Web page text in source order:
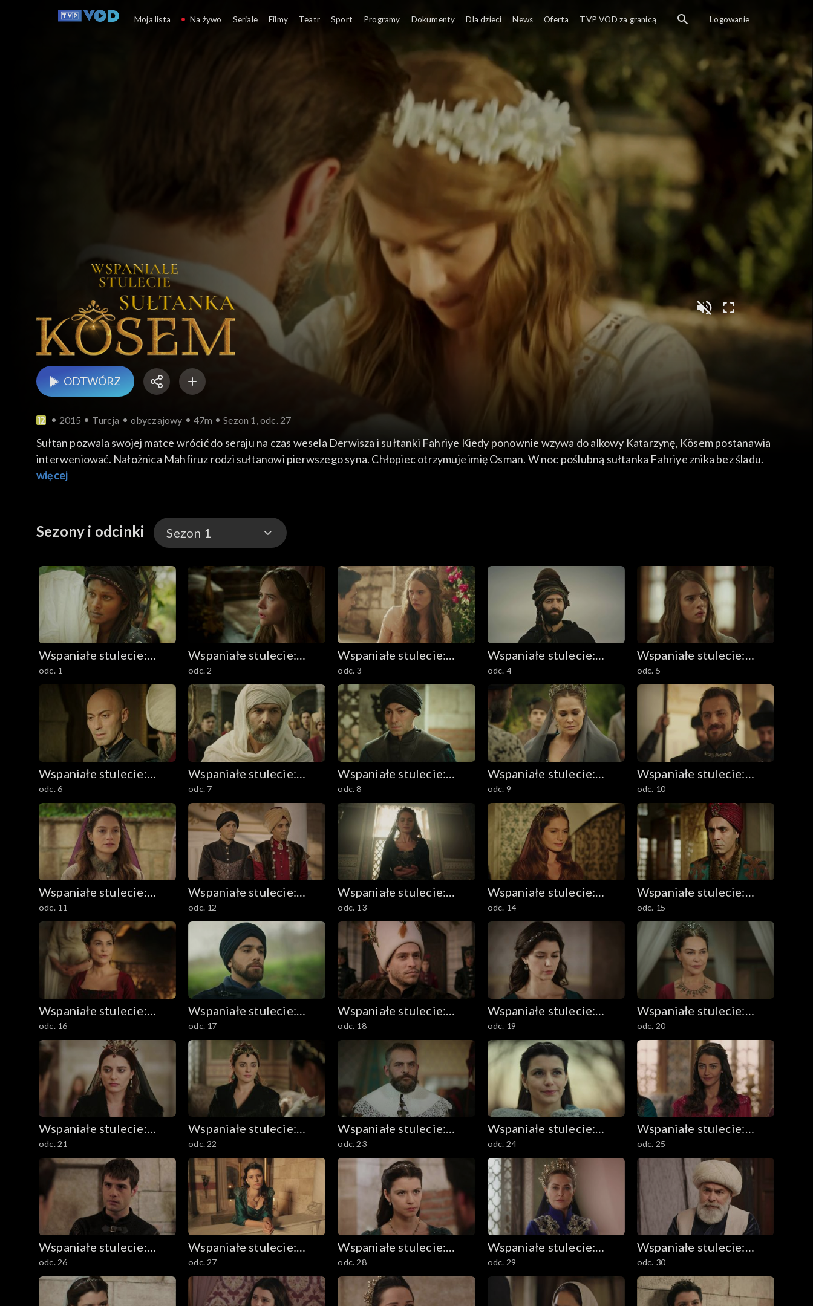
ODTWÓRZ
2015 Turcja obyczajowy 47m Sezon 1, odc. 27
Sułtan pozwala swojej matce wrócić do seraju na czas wesela Derwisza i sułtanki Fahriye Kiedy ponownie wzywa do alkowy Katarzynę, Kösem postanawia
interweniować. Nałożnica Mahfiruz rodzi sułtanowi pierwszego syna. Chłopiec otrzymuje imię Osman. W noc poślubną sułtanka Fahriye znika bez śladu.
więcej
Sezony i odcinki Sezon 1
Sezon 1
Sezon 2
Wspaniałe stulecie:
Sułtanka Kösem
odc. 1
Wspaniałe stulecie:
Sułtanka Kösem
odc. 2
Wspaniałe stulecie:
Sułtanka Kösem
odc. 3
Wspaniałe stulecie:
Sułtanka Kösem
odc. 4
Wspaniałe stulecie:
Sułtanka Kösem
odc. 5
Wspaniałe stulecie:
Sułtanka Kösem
odc. 6
Wspaniałe stulecie:
Sułtanka Kösem
odc. 7
Wspaniałe stulecie:
Sułtanka Kösem
odc. 8
Wspaniałe stulecie:
Sułtanka Kösem
odc. 9
Wspaniałe stulecie:
Sułtanka Kösem
odc. 10
Wspaniałe stulecie:
Sułtanka Kösem
odc. 11
Wspaniałe stulecie:
Sułtanka Kösem
odc. 12
Wspaniałe stulecie:
Sułtanka Kösem
odc. 13
Wspaniałe stulecie:
Sułtanka Kösem
odc. 14
Wspaniałe stulecie:
Sułtanka Kösem
odc. 15
Wspaniałe stulecie:
Sułtanka Kösem
odc. 16
Wspaniałe stulecie:
Sułtanka Kösem
odc. 17
Wspaniałe stulecie:
Sułtanka Kösem
odc. 18
Wspaniałe stulecie:
Sułtanka Kösem
odc. 19
Wspaniałe stulecie:
Sułtanka Kösem
odc. 20
Wspaniałe stulecie:
Sułtanka Kösem
odc. 21
Wspaniałe stulecie:
Sułtanka Kösem
odc. 22
Wspaniałe stulecie:
Sułtanka Kösem
odc. 23
Wspaniałe stulecie:
Sułtanka Kösem
odc. 24
Wspaniałe stulecie:
Sułtanka Kösem
odc. 25
Wspaniałe stulecie:
Sułtanka Kösem
odc. 26
Wspaniałe stulecie:
Sułtanka Kösem
odc. 27
Wspaniałe stulecie:
Sułtanka Kösem
odc. 28
Wspaniałe stulecie:
Sułtanka Kösem
odc. 29
Wspaniałe stulecie:
Sułtanka Kösem
odc. 30
Moja lista Na żywo Seriale Filmy Teatr Sport Programy Dokumenty Dla dzieci News Oferta TVP VOD za granicą Logowanie